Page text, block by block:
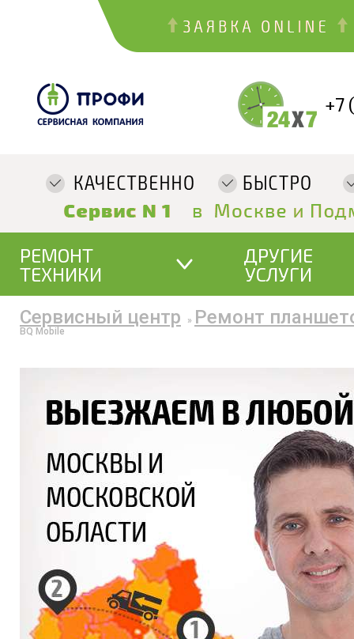
+7
РЕМОНТ
ТЕХНИКИ
ДРУГИЕ
УСЛУГИ
Сервисный центр » Ремонт
BQ Mobile